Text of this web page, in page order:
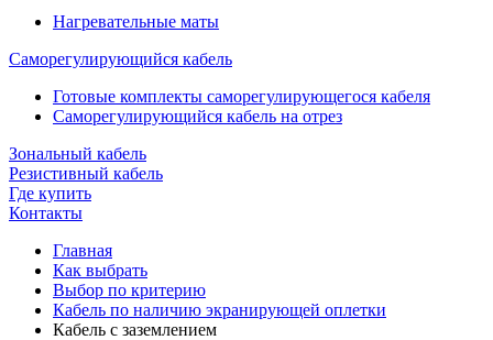
Нагревательные маты
Саморегулирующийся кабель
Готовые комплекты саморегулирующегося кабеля
Саморегулирующийся кабель на отрез
Зональный кабель
Резистивный кабель
Где купить
Контакты
Главная
Как выбрать
Выбор по критерию
Кабель по наличию экранирующей оплетки
Кабель с заземлением